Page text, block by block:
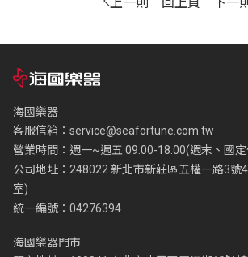
海國樂器
客服信箱： service@seafortune.com.tw
營業時間：週一~週五 09:00-18:00(週末、國
公司地址：248022 新北市新莊區五權一路3號
室)
統一編號：04276394
海國樂器門市